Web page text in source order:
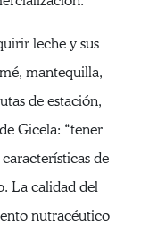
leche y sus
mantequilla,
de estación,
Gicela: “tener
de
La calidad del
nutracéutico